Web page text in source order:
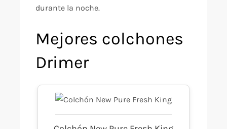
durante la noche.
Mejores colchones
Drimer